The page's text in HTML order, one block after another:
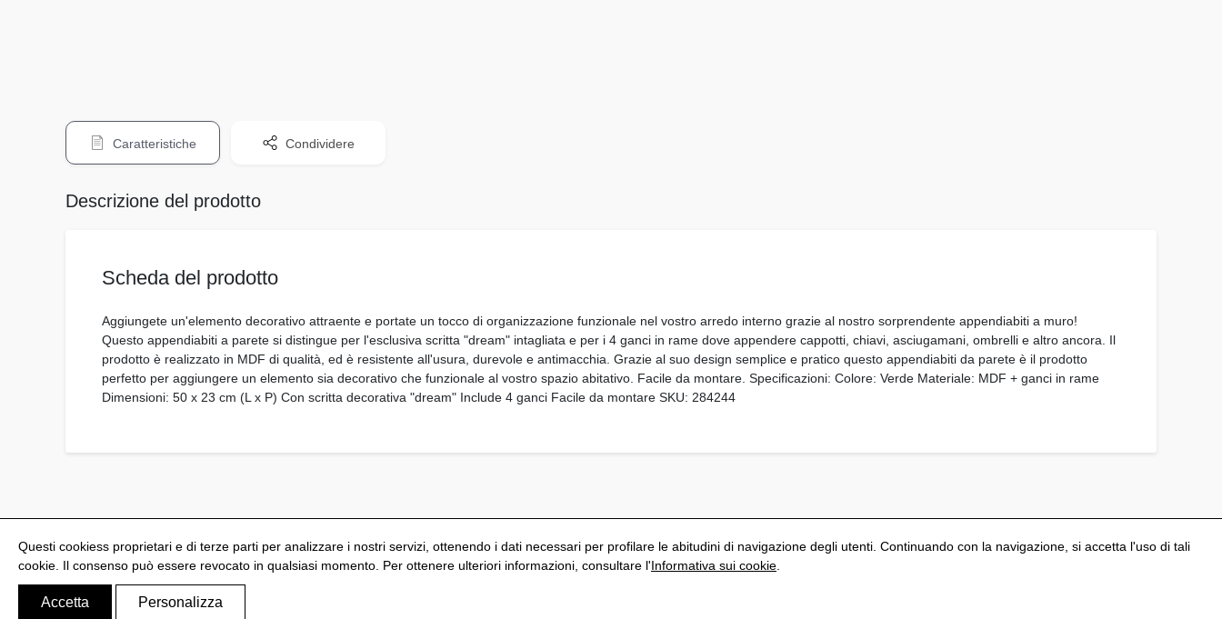
Caratteristiche Condividere
Descrizione del prodotto
Scheda del prodotto
Aggiungete un'elemento decorativo attraente e portate un tocco di organizzazione funzionale nel vostro arredo interno grazie al nostro sorprendente appendiabiti a muro!
Questo appendiabiti a parete si distingue per l'esclusiva scritta "dream" intagliata e per i 4 ganci in rame dove appendere cappotti, chiavi, asciugamani, ombrelli e altro ancora. Il
prodotto è realizzato in MDF di qualità, ed è resistente all'usura, durevole e antimacchia. Grazie al suo design semplice e pratico questo appendiabiti da parete è il prodotto
perfetto per aggiungere un elemento sia decorativo che funzionale al vostro spazio abitativo. Facile da montare. Specificazioni: Colore: Verde Materiale: MDF + ganci in rame
Dimensioni: 50 x 23 cm (L x P) Con scritta decorativa "dream" Include 4 ganci Facile da montare SKU: 284244
@Shoptize 2026 Spagna
Questi cookiess proprietari e di terze parti per analizzare i nostri servizi, ottenendo i dati necessari per profilare le abitudini di navigazione degli utenti. Continuando con la navigazione, si accetta l'uso di tali
cookie. Il consenso può essere revocato in qualsiasi momento. Per ottenere ulteriori informazioni, consultare l'Informativa sui cookie
Accetta Personalizza